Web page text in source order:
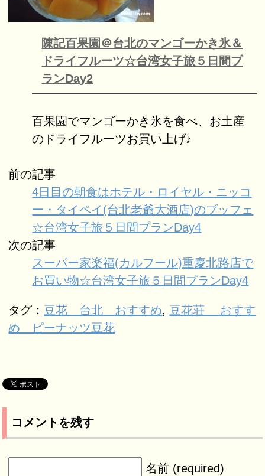
陳記百果園＠台北のマンゴーかき氷＆
ドライフルーツ☆台湾女子旅５日間プ
ランDay2
百果園でマンゴーかき氷を食べ、お土産
のドライフルーツお買い上げ♪
前の記事
4日目の朝食はホテル・ロイヤル・ニッコ
ー・タイペイ(台北老爺大酒店)のブッフェ
☆台湾女子旅５日間プランDay4
次の記事
スーパー家楽福(カルフール)重慶北路店で
お買い物☆台湾女子旅５日間プランDay4
タグ： 豆花 台北 おすすめ, 豆花荘 おすす
め ピーナッツ豆花
コメントを残す
名前 (required)